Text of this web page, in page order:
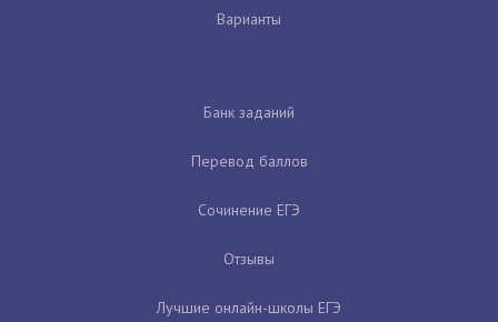
Варианты
Банк заданий
Перевод баллов
Сочинение ЕГЭ
Отзывы
Лучшие онлайн-школы ЕГЭ